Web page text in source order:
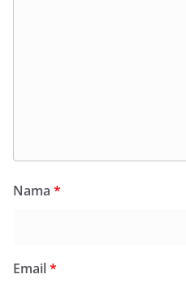
Nama *
Email*